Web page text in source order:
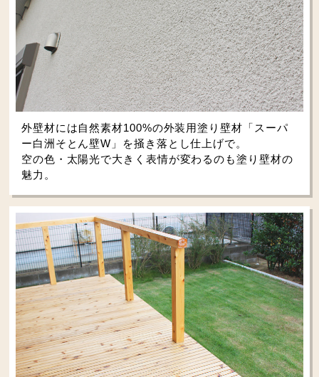
外壁材には自然素材100%の外装用塗り壁材「スーパ
ー白洲そとん壁W」を掻き落とし仕上げで。
空の色・太陽光で大きく表情が変わるのも塗り壁材の
魅力。